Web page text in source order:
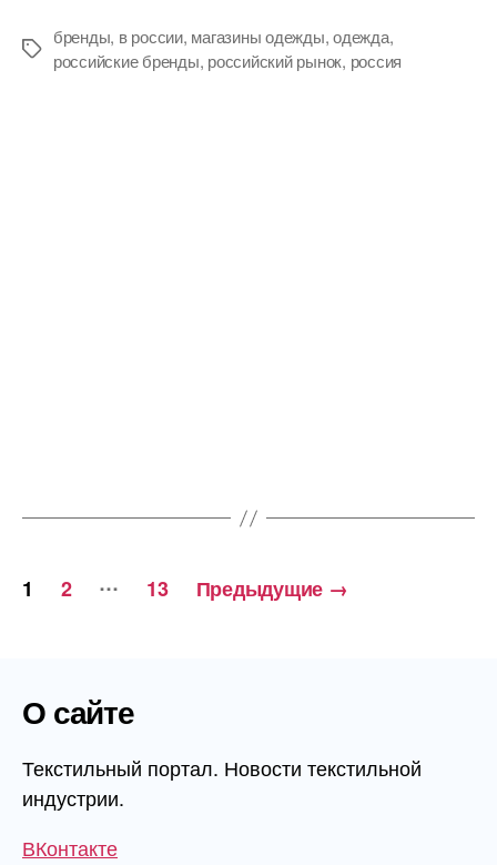
что
рассказали
Метки
бренды, в россии, магазины одежды,одежда,
российские бренды, российский рынок, россия
Адрес редакции
© 2026Текстиль.Онлайн Вверх